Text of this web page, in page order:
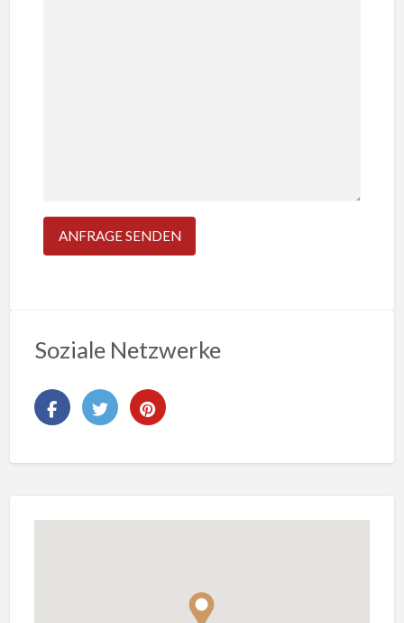
Soziale Netzwerke